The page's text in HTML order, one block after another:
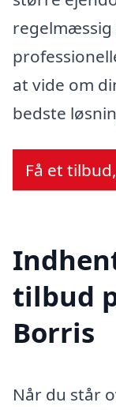
at vide om
bedste
Få et
tilbud
Borris
Når du står